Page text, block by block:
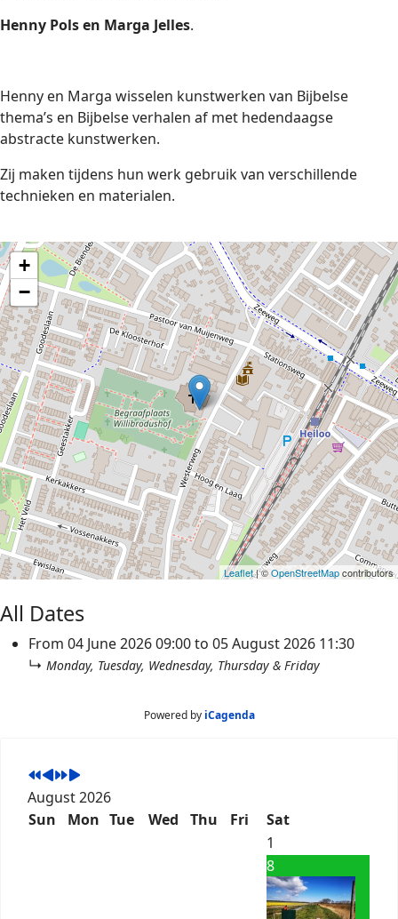
Henny Pols en Marga Jelles.
Henny en Marga wisselen kunstwerken van Bijbelse
thema’s en Bijbelse verhalen af met hedendaagse
abstracte kunstwerken.
Zij maken tijdens hun werk gebruik van verschillende
technieken en materialen.
+
−
Leaflet| ©OpenStreetMapcontributors
All Dates
From 04 June 202609:00to 05 August 2026 11:30
↳ Monday, Tuesday, Wednesday, Thursday & Friday
Powered by iCagenda
August 2026
Sun
Mon Tue Wed Thu Fri
Sat
1
8